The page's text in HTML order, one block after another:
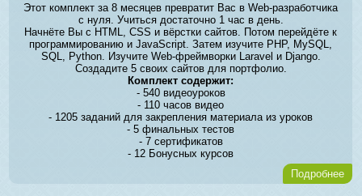
Этот комплект за 8 месяцев превратит Вас в Web-разработчика
с нуля. Учиться достаточно 1 час в день.
Начнёте Вы с HTML, CSS и вёрстки сайтов. Потом перейдёте к
программированию и JavaScript. Затем изучите PHP, MySQL,
SQL, Python. Изучите Web-фреймворки Laravel и Django.
Создадите 5 своих сайтов для портфолио.
Комплект содержит:
- 540 видеоуроков
- 110 часов видео
- 1205 заданий для закрепления материала из уроков
- 5 финальных тестов
- 7 сертификатов
- 12 Бонусных курсов
Подробнее